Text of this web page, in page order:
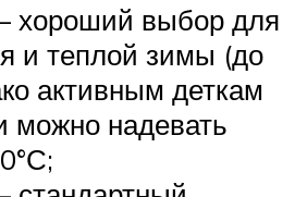
хороший выбор для
и теплой зимы (до
активным деткам
можно надевать